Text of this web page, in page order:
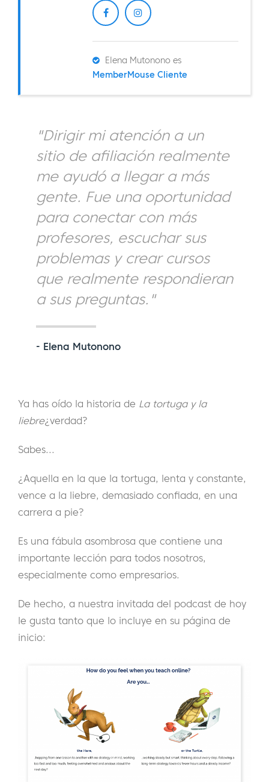
Elena Mutonono es
MemberMouse Cliente
"Dirigir mi atención a un
sitio de afiliación realmente
me ayudó a llegar a más
gente. Fue una oportunidad
para conectar con más
profesores, escuchar sus
problemas y crear cursos
que realmente respondieran
a sus preguntas."
- Elena Mutonono
Ya has oído la historia de La tortuga y la
liebre¿verdad?
Sabes...
¿Aquella en la que la tortuga, lenta y constante,
vence a la liebre, demasiado confiada, en una
carrera a pie?
Es una fábula asombrosa que contiene una
importante lección para todos nosotros,
especialmente como empresarios.
De hecho, a nuestra invitada del podcast de hoy
le gusta tanto que lo incluye en su página de
inicio: